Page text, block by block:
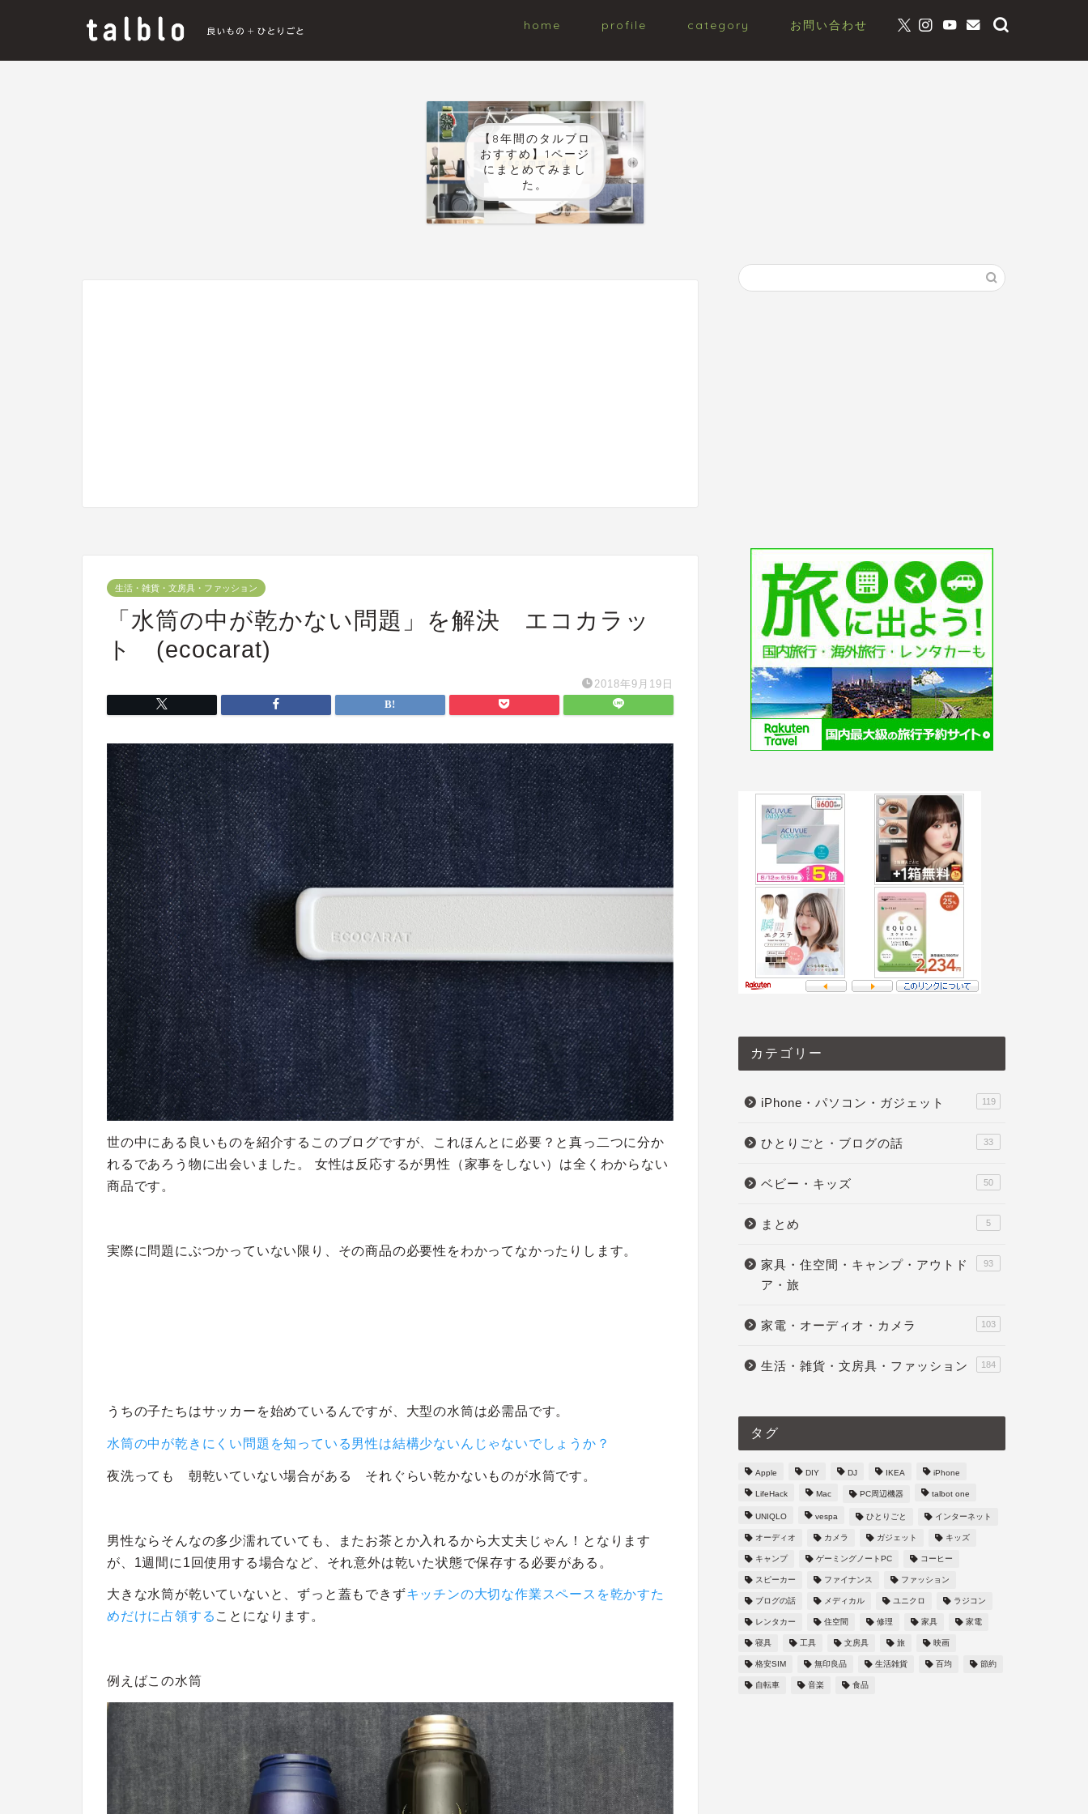
home profile category お問い合わせ
【8年間のタルブロ
おすすめ】1ページ
にまとめてみまし
た。
生活・雑貨・文房具・ファッション
「水筒の中が乾かない問題」を解決 エコカラッ
ト (ecocarat)
2018年9月19日
世の中にある良いものを紹介するこのブログですが、これほんとに必要？と真っ二つに分か
れるであろう物に出会いました。 女性は反応するが男性（家事をしない）は全くわからない
商品です。
実際に問題にぶつかっていない限り、その商品の必要性をわかってなかったりします。
うちの子たちはサッカーを始めているんですが、大型の水筒は必需品です。
水筒の中が乾きにくい問題を知っている男性は結構少ないんじゃないでしょうか？
夜洗っても 朝乾いていない場合がある それぐらい乾かないものが水筒です。
男性ならそんなの多少濡れていても、またお茶とか入れるから大丈夫じゃん！となります
が、1週間に1回使用する場合など、それ意外は乾いた状態で保存する必要がある。
大きな水筒が乾いていないと、ずっと蓋もできずキッチンの大切な作業スペースを乾かすた
めだけに占領する ことになります。
例えばこの水筒
カテゴリー
iPhone・パソコン・ガジェット 119
ひとりごと・ブログの話 33
ベビー・キッズ 50
まとめ 5
家具・住空間・キャンプ・アウトド
ア・旅
93
家電・オーディオ・カメラ 103
生活・雑貨・文房具・ファッション 184
タグ
Apple DIY DJ IKEA iPhone
LifeHack Mac PC周辺機器 talbot one
UNIQLO vespa ひとりごと インターネット
オーディオ カメラ ガジェット キッズ
キャンプ ゲーミングノートPC コーヒー
スピーカー ファイナンス ファッション
ブログの話 メディカル ユニクロ ラジコン
レンタカー 住空間 修理 家具 家電
寝具 工具 文房具 旅 映画
格安SIM 無印良品 生活雑貨 百均 節約
自転車 音楽 食品